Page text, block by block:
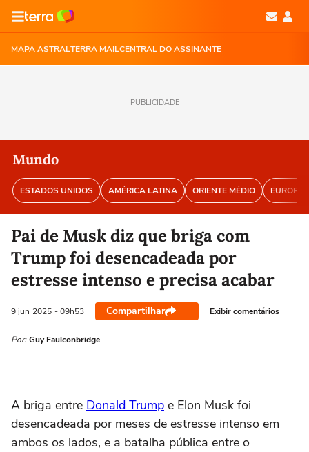
MAPA ASTRALTERRA MAILCENTRAL DO ASSINANTE
PUBLICIDADE
Mundo
ESTADOS UNIDOS AMÉRICA LATINA ORIENTE MÉDIO EUROPA
Pai de Musk diz que briga com
Trump foi desencadeada por
estresse intenso e precisa acabar
9 jun 2025 - 09h53 Compartilhar Exibir comentários
Por: Guy Faulconbridge
A briga entre Donald Trump e Elon Musk foi
desencadeada por meses de estresse intenso em
ambos os lados, e a batalha pública entre o